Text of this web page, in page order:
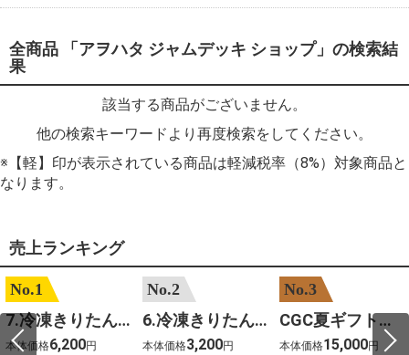
%E5%B7%B4%E8%A5%BF%E5%88%A9%E4%BA%9E
全商品 「アヲハタ ジャムデッキ ショップ」の検索結
果
該当する商品がございません。
他の検索キーワードより再度検索をしてください。
※【軽】印が表示されている商品は軽減税率（8%）対象商品と
なります。
売上ランキング
No.1
7.冷凍きりたんぽセットM 野菜なし 4人前
本体価格6,200円
No.2
6.冷凍きりたんぽセットＳ 野菜なし 2人前
本体価格3,200円
No.3
CGC夏ギフト【1101】和牛苑 神戸牛・三田和牛食べ比べ(680g)
本体価格15,000円